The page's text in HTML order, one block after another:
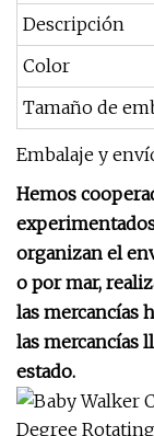
Descripción
Color
Tamaño de
Embalaje y
Hemos
organizan el
o por mar,
las mercancías
las mercancías
estado.